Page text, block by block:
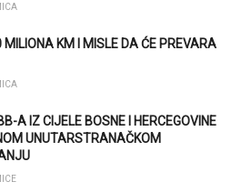
MILIONA KM I MISLE DA ĆE PREVARA
A IZ CIJELE BOSNE I HERCEGOVINE
UNUTARSTRANAČKOM